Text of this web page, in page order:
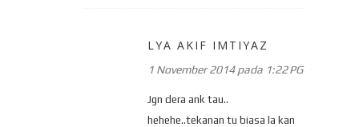
LYA AKIF IMTIYAZ
1 November 2014 pada 1:22 PG
Jgn dera ank tau..
hehehe..tekanan tu biasa la kan